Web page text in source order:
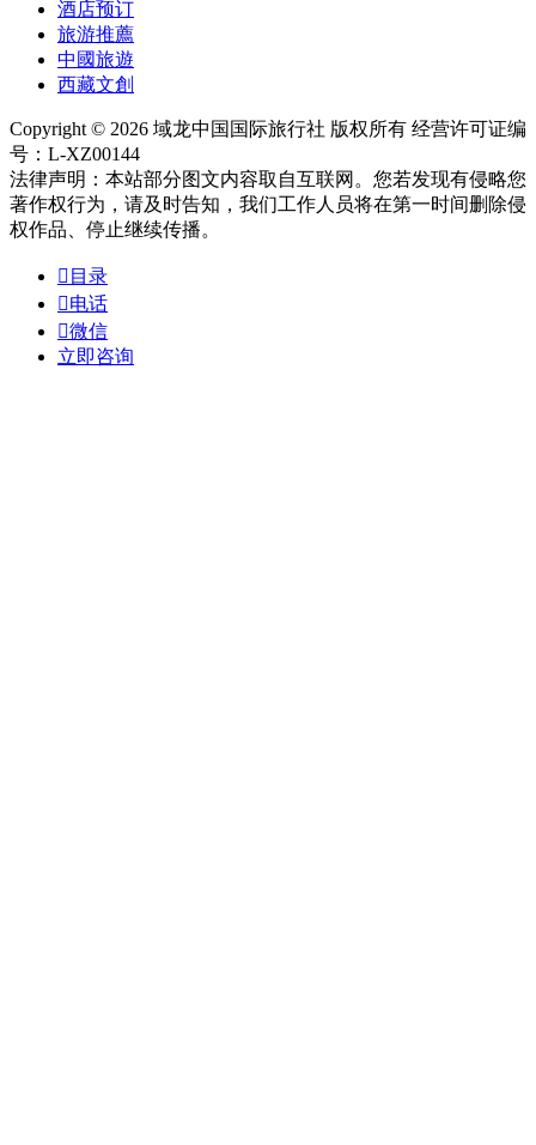
酒店预订
旅游推薦
中國旅遊
西藏文創
Copyright © 2026 域龙中国国际旅行社 版权所有 经营许可证编
号：L-XZ00144
法律声明：本站部分图文内容取自互联网。您若发现有侵略您
著作权行为，请及时告知，我们工作人员将在第一时间删除侵
权作品、停止继续传播。
 目录
电话
微信
立即咨询